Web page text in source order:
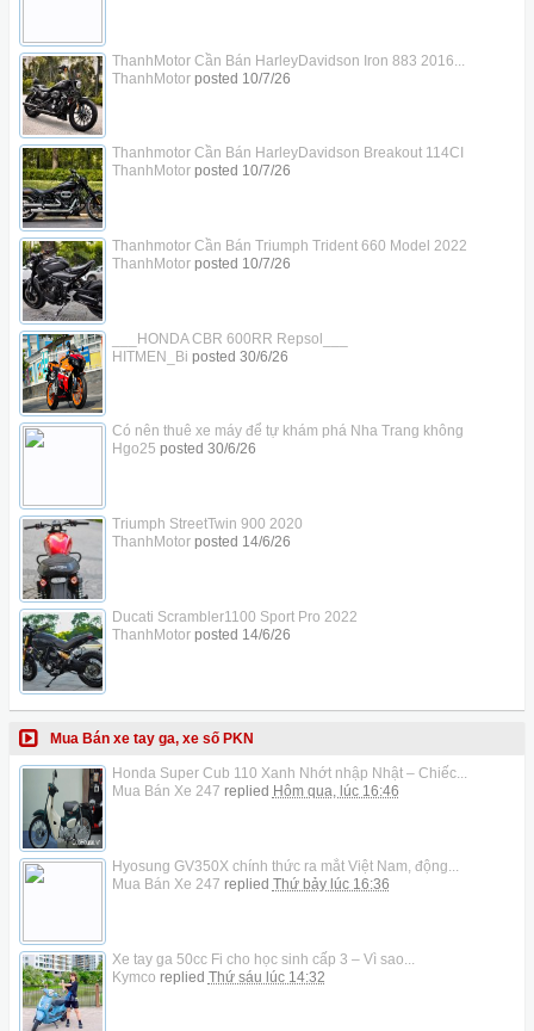
ThanhMotor Cần Bán HarleyDavidson Iron 883 2016...
ThanhMotorposted 10/7/26
Thanhmotor Cần Bán HarleyDavidson Breakout 114CI
ThanhMotorposted 10/7/26
Thanhmotor Cần Bán Triumph Trident 660 Model 2022
ThanhMotorposted 10/7/26
___HONDA CBR 600RR Repsol___
HITMEN_Bi posted 30/6/26
Có nên thuê xe máy để tự khám phá Nha Trang không
Hgo25 posted 30/6/26
Triumph StreetTwin 900 2020
ThanhMotorposted 14/6/26
Ducati Scrambler1100 Sport Pro 2022
ThanhMotorposted 14/6/26
Mua Bán xe tay ga, xe số PKN
Honda Super Cub 110 Xanh Nhớt nhập Nhật – Chiếc...
Mua Bán Xe 247 replied Hôm qua, lúc 16:46
Hyosung GV350X chính thức ra mắt Việt Nam, động...
Mua Bán Xe 247 replied Thứ bảy lúc 16:36
Xe tay ga 50cc Fi cho học sinh cấp 3 – Vì sao...
Kymco replied Thứ sáu lúc 14:32